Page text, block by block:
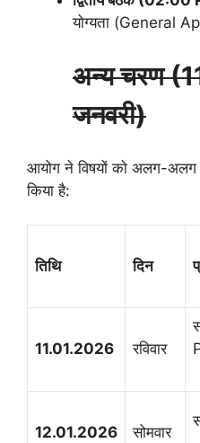
योग्यता (General
अन्य चरण
जनवरी)
आयोग ने विषयों को अलग-अलग
किया है:
तिथि दिन
11.01.2026 रविवार
12.01.2026 सोमवार